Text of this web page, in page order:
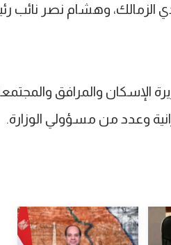
الزمالك، وهشام نصر نائب
الإسكان والمرافق
وعدد من مسؤولي الوزارة.